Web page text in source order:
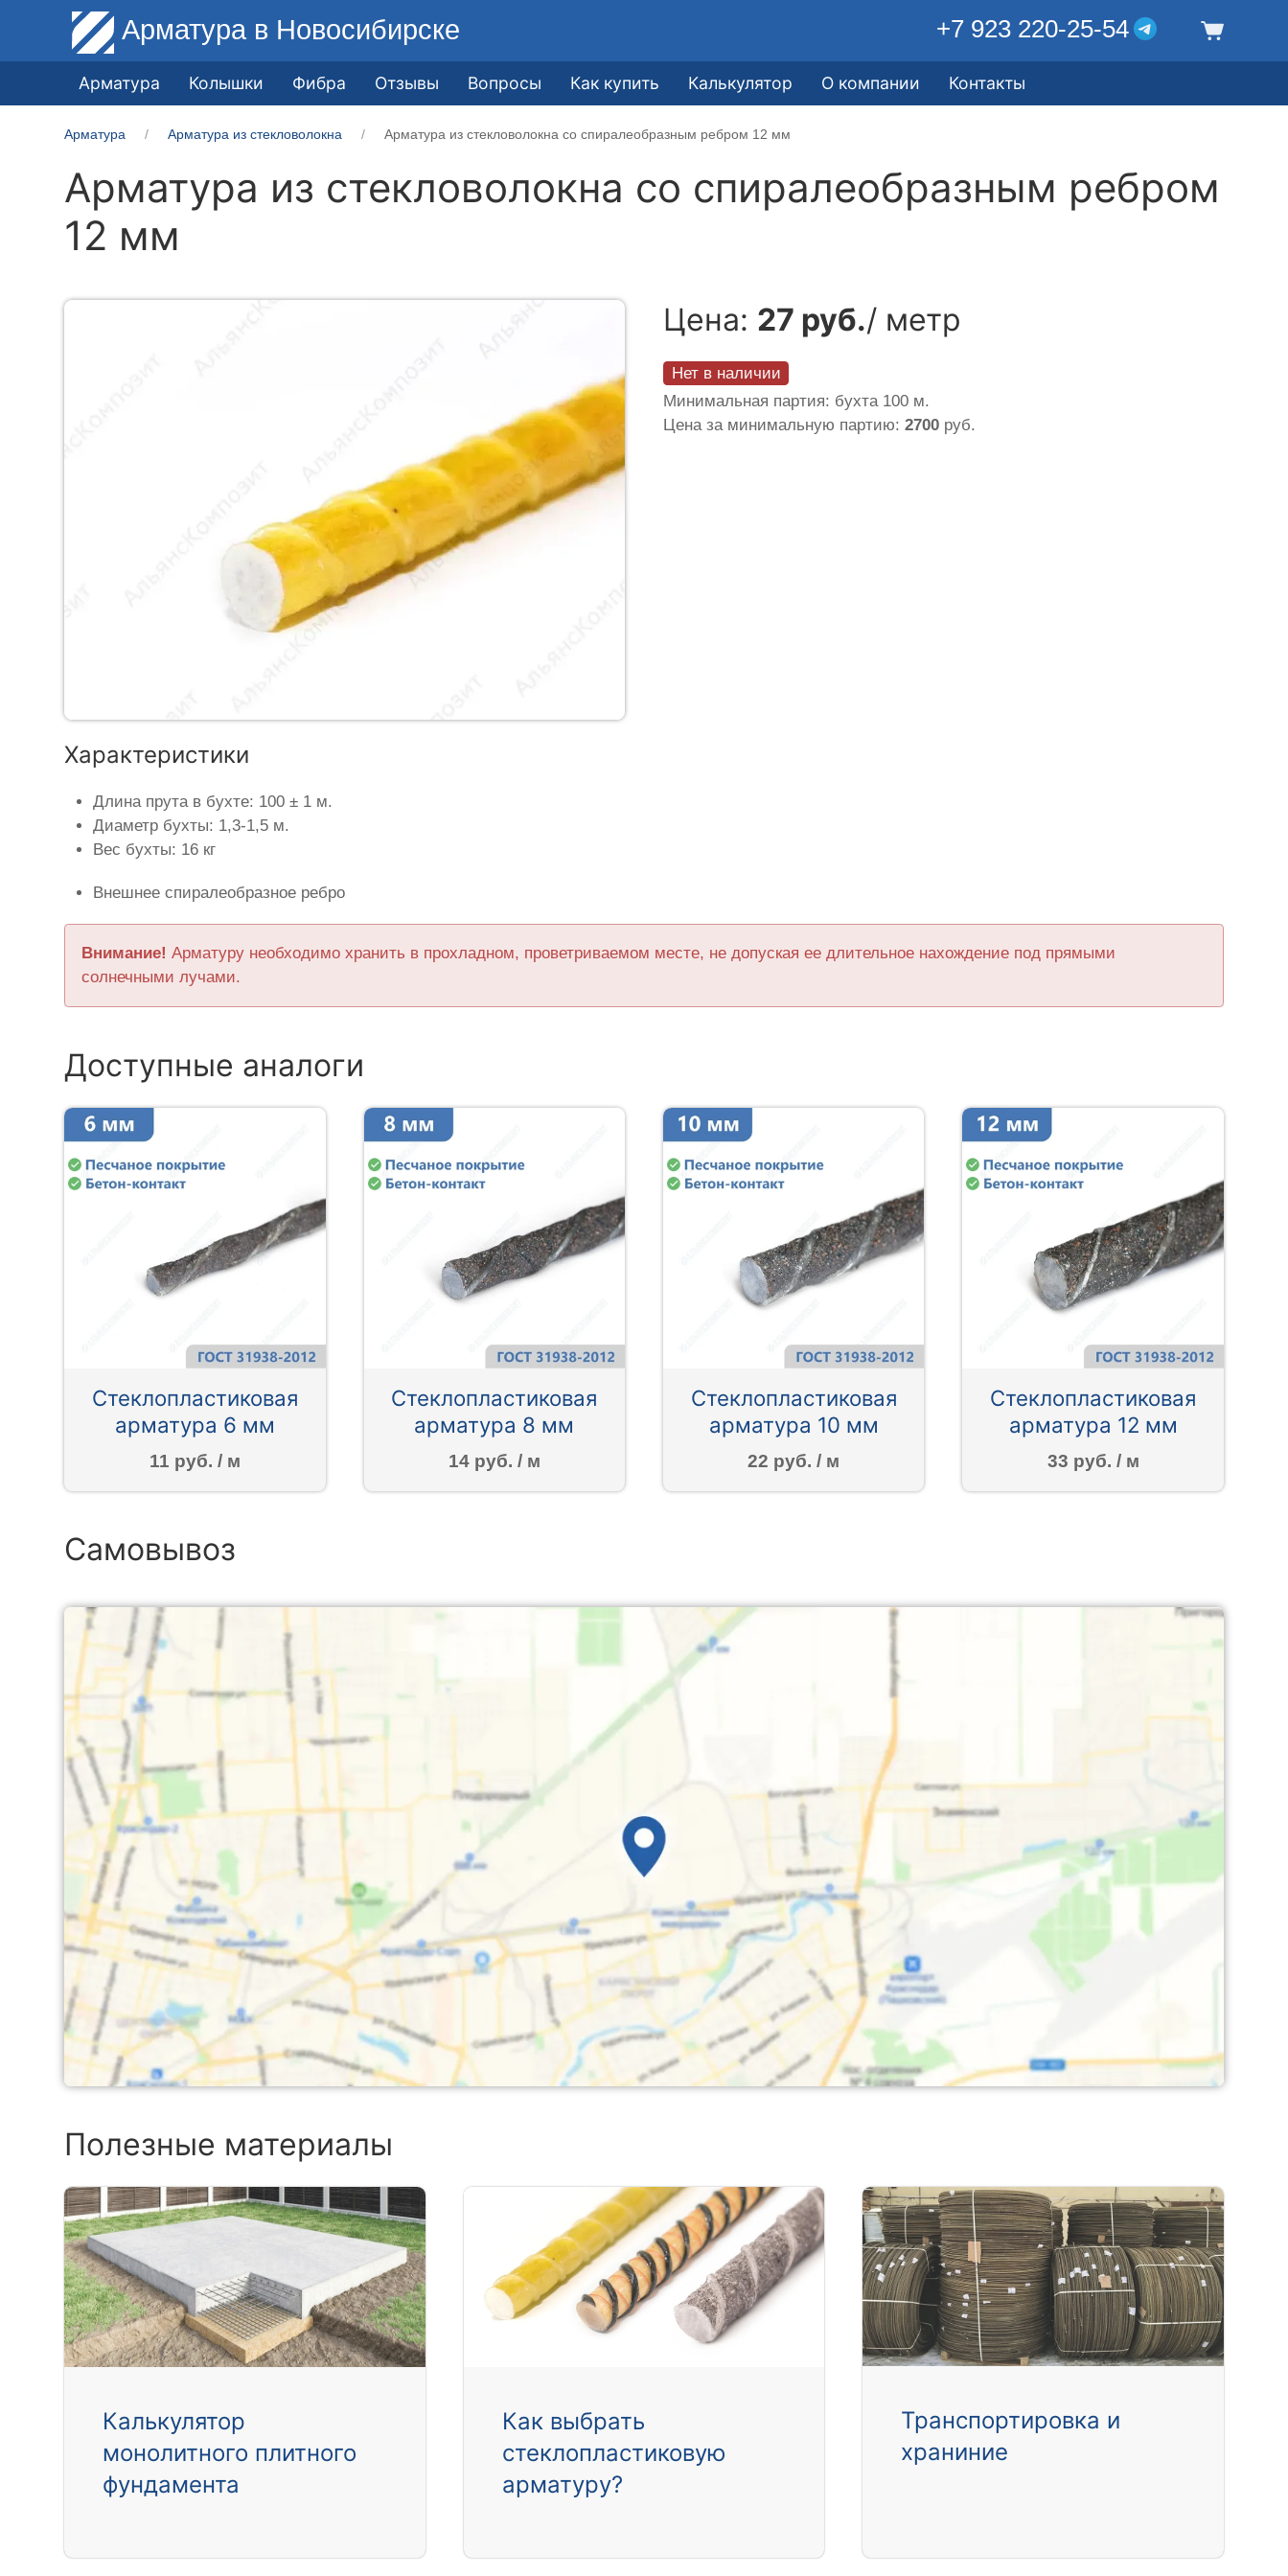
Арматура в Новосибирске +7 923 220-25-54
Арматура Колышки Фибра Отзывы Вопросы Как купить Калькулятор О компании Контакты
Арматура Арматура из стекловолокна Арматура из стекловолокна со спиралеобразным ребром 12 мм
Арматура из стекловолокна со спиралеобразным ребром
12 мм
Цена: 27 руб./ метр
Нет в наличии
Минимальная партия: бухта 100 м.
Цена за минимальную партию: 2700 руб.
Характеристики
Длина прута в бухте: 100 ± 1 м.
Диаметр бухты: 1,3-1,5 м.
Вес бухты: 16 кг
Внешнее спиралеобразное ребро
Внимание! Арматуру необходимо хранить в прохладном, проветриваемом месте, не допуская ее длительное нахождение под прямыми
солнечными лучами.
Доступные аналоги
Стеклопластиковая
арматура 6 мм
11 руб. / м
Стеклопластиковая
арматура 8 мм
14 руб. / м
Стеклопластиковая
арматура 10 мм
22 руб. / м
Стеклопластиковая
арматура 12 мм
33 руб. / м
Самовывоз
Полезные материалы
Калькулятор
монолитного плитного
фундамента
Как выбрать
стеклопластиковую
арматуру?
Транспортировка и
храниние